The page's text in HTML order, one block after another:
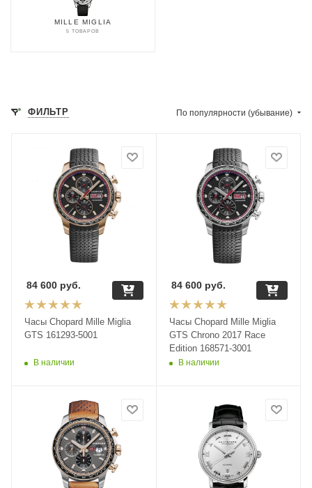
MILLE MIGLIA
5 ТОВАРОВ
ФИЛЬТР По популярности (убывание)
Часы Chopard Mille Miglia
GTS 161293-5001
В наличии
84 600 руб.
Часы Chopard Mille Miglia
GTS Chrono 2017 Race
Edition 168571-3001
В наличии
84 600руб.